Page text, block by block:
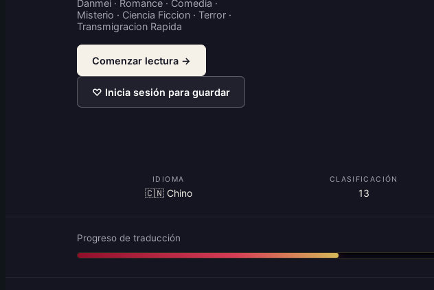
Danmei · Romance · Comedia ·
Misterio · Ciencia Ficcion · Terror ·
Transmigracion Rapida
Comenzar lectura →
♡ Inicia sesión para guardar
IDIOMA
🇨🇳 Chino
CLASIFICACIÓN
13
Progreso de traducción